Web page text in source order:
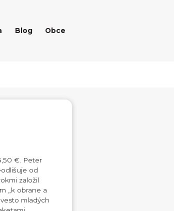
Blog Obce
€. Peter
od
založil
„k obrane a
mladých